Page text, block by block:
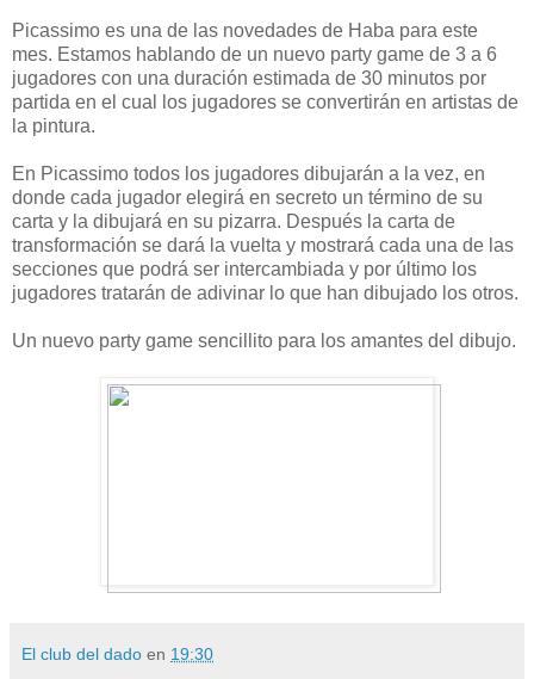
Picassimo es una de las novedades de Haba para este
mes. Estamos hablando de un nuevo party game de 3 a 6
jugadores con una duración estimada de 30 minutos por
partida en el cual los jugadores se convertirán en artistas de
la pintura.
En Picassimo todos los jugadores dibujarán a la vez, en
donde cada jugador elegirá en secreto un término de su
carta y la dibujará en su pizarra. Después la carta de
transformación se dará la vuelta y mostrará cada una de las
secciones que podrá ser intercambiada y por último los
jugadores tratarán de adivinar lo que han dibujado los otros.
Un nuevo party game sencillito para los amantes del dibujo.
El club del dado en 19:30